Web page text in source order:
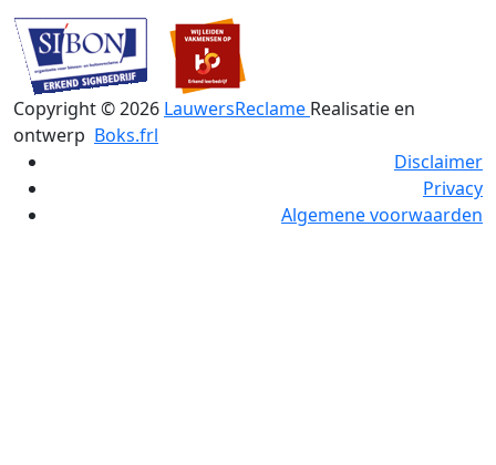
Copyright ©2026 LauwersReclame Realisatie en
ontwerp Boks.frl
Disclaimer
Privacy
Algemene voorwaarden